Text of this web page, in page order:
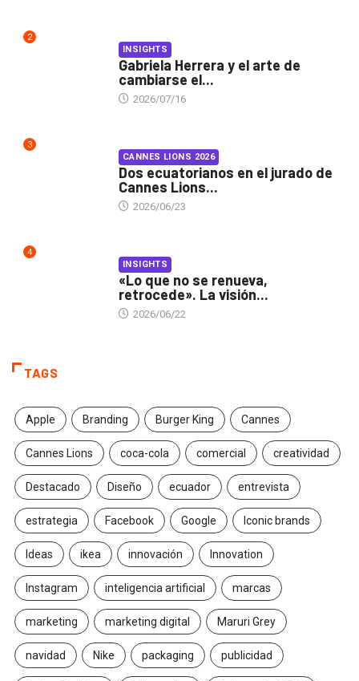
2
INSIGHTS
Gabriela Herrera y el arte de
cambiarse el...
2026/07/16
3
CANNES LIONS 2026
Dos ecuatorianos en el jurado de
Cannes Lions...
2026/06/23
4
INSIGHTS
«Lo que no se renueva,
retrocede». La visión...
2026/06/22
TAGS
Apple Branding Burger King Cannes
Cannes Lions coca-cola comercial creatividad
Destacado Diseño ecuador entrevista
estrategia Facebook Google Iconic brands
Ideas ikea innovación Innovation
Instagram inteligencia artificial marcas
marketing marketing digital Maruri Grey
navidad Nike packaging publicidad